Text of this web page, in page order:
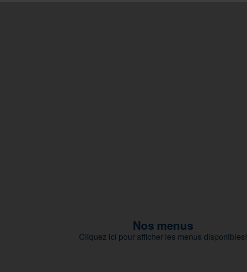
Nos menus
Cliquez ici pour afficher les menus disponibles!